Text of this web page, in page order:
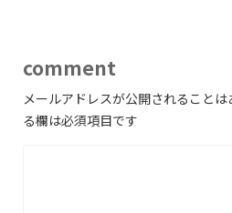
comment
メールアドレスが公開されることは
る欄は必須項目です